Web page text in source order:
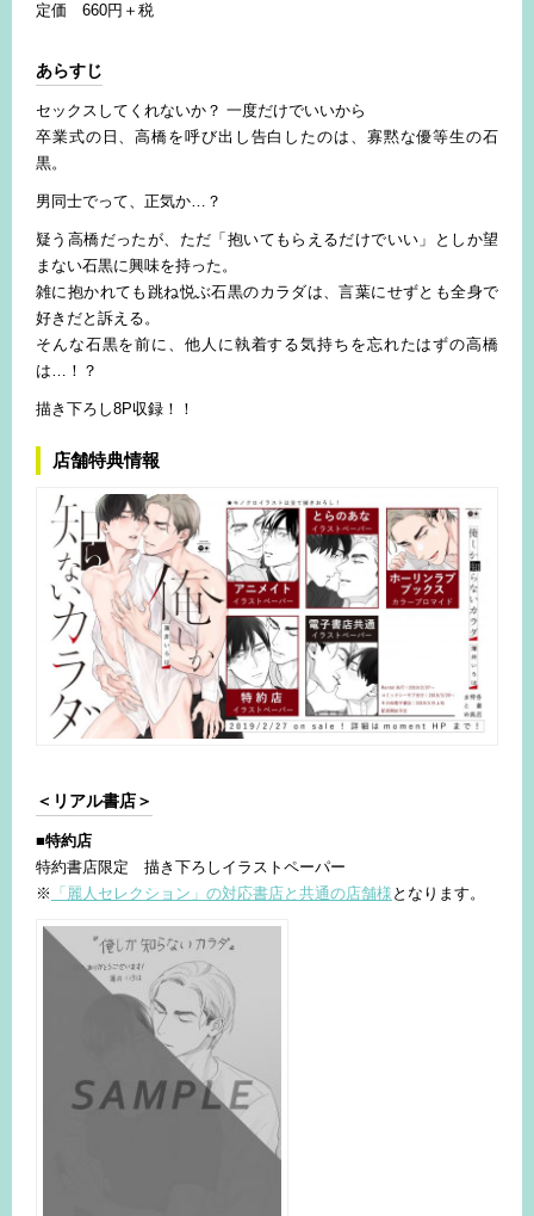
定価 660円＋税
あらすじ
セックスしてくれないか？ 一度だけでいいから
卒業式の日、高橋を呼び出し告白したのは、寡黙な優等生の石
黒。
男同士でって、正気か…？
疑う高橋だったが、ただ「抱いてもらえるだけでいい」としか望
まない石黒に興味を持った。
雑に抱かれても跳ね悦ぶ石黒のカラダは、言葉にせずとも全身で
好きだと訴える。
そんな石黒を前に、他人に執着する気持ちを忘れたはずの高橋
は…！？
描き下ろし8P収録！！
店舗特典情報
＜リアル書店＞
■特約店
特約書店限定 描き下ろしイラストペーパー
※ 「麗人セレクション」の対応書店と共通の店舗様 となります。